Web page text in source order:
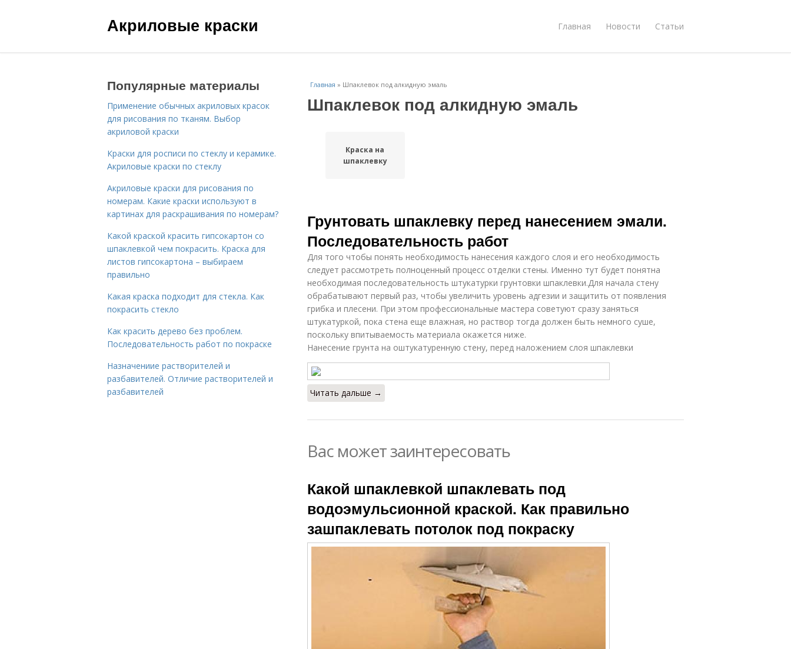
Акриловые краски Главная Новости Статьи
Главная » Шпаклевок под алкидную эмаль
Шпаклевок под алкидную эмаль
Краска на
шпаклевку
Грунтовать шпаклевку перед нанесением эмали.
Последовательность работ
Для того чтобы понять необходимость нанесения каждого слоя и его необходимость
следует рассмотреть полноценный процесс отделки стены. Именно тут будет понятна
необходимая последовательность штукатурки грунтовки шпаклевки.Для начала стену
обрабатывают первый раз, чтобы увеличить уровень адгезии и защитить от появления
грибка и плесени. При этом профессиональные мастера советуют сразу заняться
штукатуркой, пока стена еще влажная, но раствор тогда должен быть немного суше,
поскольку впитываемость материала окажется ниже.
Нанесение грунта на оштукатуренную стену, перед наложением слоя шпаклевки
Читать дальше →
Вас может заинтересовать
Какой шпаклевкой шпаклевать под
водоэмульсионной краской. Как правильно
зашпаклевать потолок под покраску
Популярные материалы
Применение обычных акриловых красок
для рисования по тканям. Выбор
акриловой краски
Краски для росписи по стеклу и керамике.
Акриловые краски по стеклу
Акриловые краски для рисования по
номерам. Какие краски используют в
картинах для раскрашивания по номерам?
Какой краской красить гипсокартон со
шпаклевкой чем покрасить. Краска для
листов гипсокартона – выбираем
правильно
Какая краска подходит для стекла. Как
покрасить стекло
Как красить дерево без проблем.
Последовательность работ по покраске
Назначениие растворителей и
разбавителей. Отличие растворителей и
разбавителей